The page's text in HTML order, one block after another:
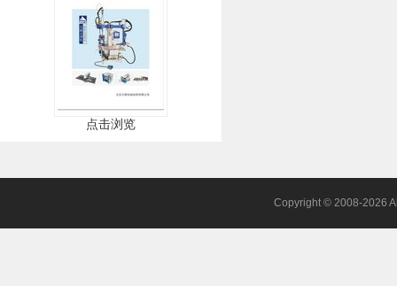
点击浏览
Copyright © 2008-2026